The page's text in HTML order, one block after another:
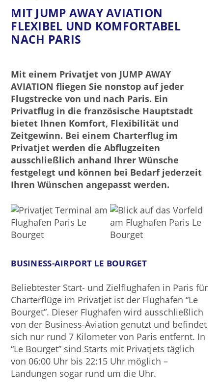
MIT JUMP AWAY AVIATION
FLEXIBEL UND KOMFORTABEL
NACH PARIS
Mit einem Privatjet von JUMP AWAY
AVIATION fliegen Sie nonstop auf jeder
Flugstrecke von und nach Paris. Ein
Privatflug in die französische Hauptstadt
bietet Ihnen Komfort, Flexibilität und
Zeitgewinn. Bei einem Charterflug im
Privatjet werden die Abflugzeiten
ausschließlich anhand Ihrer Wünsche
festgelegt und können bei Bedarf jederzeit
Ihren Wünschen angepasst werden.
BUSINESS-AIRPORT LE BOURGET
Beliebtester Start- und Zielflughafen in Paris für
Charterflüge im Privatjet ist der Flughafen “Le
Bourget”. Dieser Flughafen wird ausschließlich
von der Business-Aviation genutzt und befindet
sich nur rund 7 Kilometer von Paris entfernt. In
“Le Bourget” sind Starts mit Privatjets täglich
von 06:00 Uhr bis 22:15 Uhr möglich –
Landungen sogar rund um die Uhr.